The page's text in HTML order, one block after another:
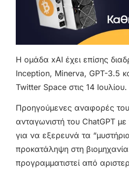
Η ομάδα xAI έχει επίσης
Inception, Minerva, GPT-3.5
Twitter Space στις 14 Ιουλίου.
Προηγούμενες αναφορές
ανταγωνιστή του ChatGPT με
για να εξερευνά τα
προκατάληψη στη
προγραμματιστεί από